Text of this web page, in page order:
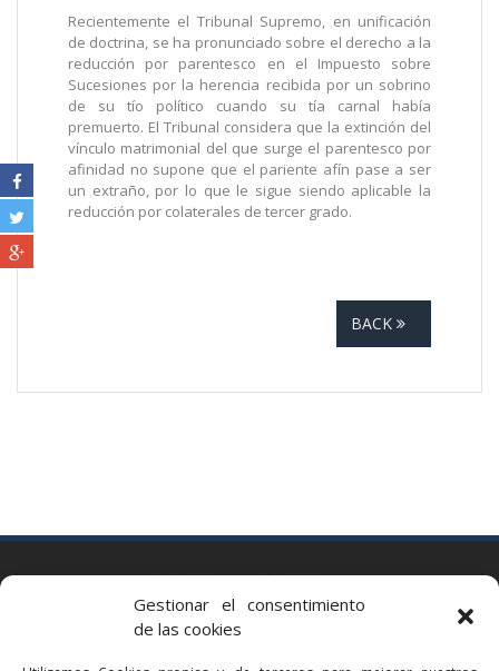
Gestionar el consentimiento
de las cookies
Recientemente el Tribunal Supremo, en unificación
de doctrina, se ha pronunciado sobre el derecho a la
reducción por parentesco en el Impuesto sobre
Sucesiones por la herencia recibida por un sobrino
de su tío político cuando su tía carnal había
premuerto. El Tribunal considera que la extinción del
vínculo matrimonial del que surge el parentesco por
afinidad no supone que el pariente afín pase a ser
un extraño, por lo que le sigue siendo aplicable la
reducción por colaterales de tercer grado.
BACK
Via Augusta 2 bis, 3º, 08006 Barcelona